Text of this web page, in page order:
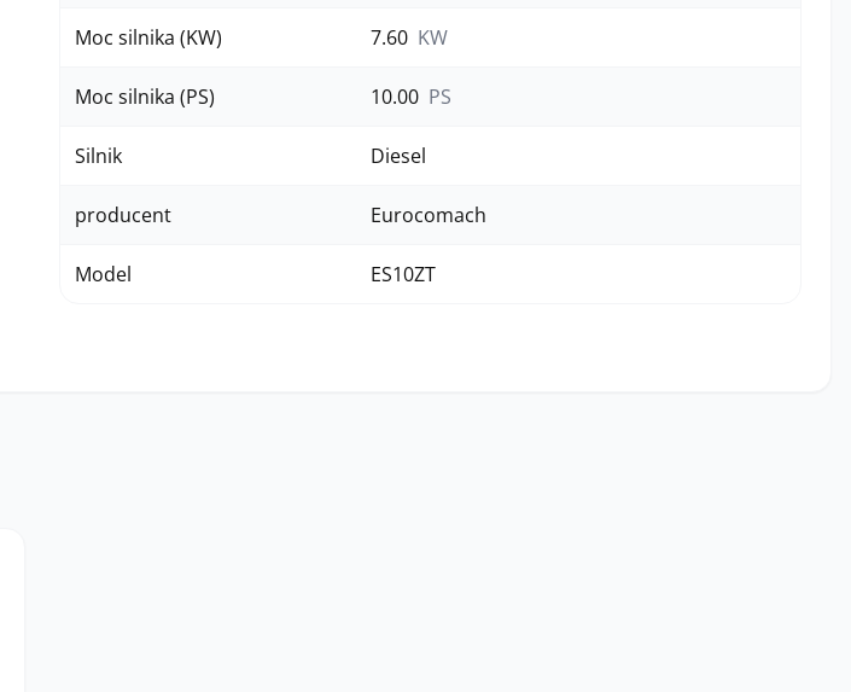
Moc silnika (KW) 7.60 KW
Moc silnika (PS) 10.00 PS
Silnik Diesel
producent Eurocomach
Model ES10ZT